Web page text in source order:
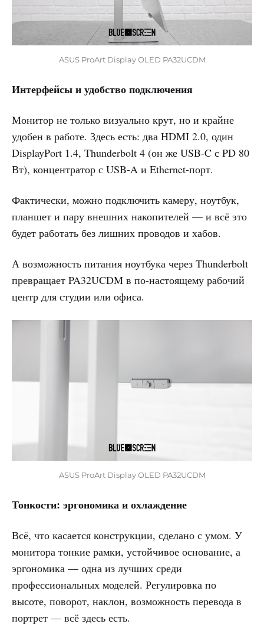
ASUS ProArt Display OLED PA32UCDM
Интерфейсы и удобство подключения
Монитор не только визуально крут, но и крайне
удобен в работе. Здесь есть: два HDMI 2.0, один
DisplayPort 1.4, Thunderbolt 4 (он же USB-C с PD 80
Вт), концентратор с USB-A и Ethernet-порт.
Фактически, можно подключить камеру, ноутбук,
планшет и пару внешних накопителей — и всё это
будет работать без лишних проводов и хабов.
А возможность питания ноутбука через Thunderbolt
превращает PA32UCDM в по-настоящему рабочий
центр для студии или офиса.
ASUS ProArt Display OLED PA32UCDM
Тонкости: эргономика и охлаждение
Всё, что касается конструкции, сделано с умом. У
монитора тонкие рамки, устойчивое основание, а
эргономика — одна из лучших среди
профессиональных моделей. Регулировка по
высоте, поворот, наклон, возможность перевода в
портрет — всё здесь есть.